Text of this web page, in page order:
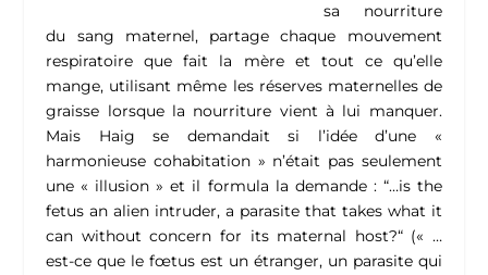
sa nourriture
du sang maternel, partage chaque mouvement
respiratoire que fait la mère et tout ce qu’elle
mange, utilisant même les réserves maternelles de
graisse lorsque la nourriture vient à lui manquer.
Mais Haig se demandait si l’idée d’une «
harmonieuse cohabitation » n’était pas seulement
une « illusion » et il formula la demande : “…is the
fetus an alien intruder, a parasite that takes what it
can without concern for its maternal host?“ (« …
est-ce que le fœtus est un étranger, un parasite qui